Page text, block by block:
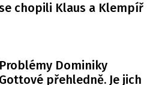
chopili Klaus a Klempíř
Problémy Dominiky
Gottové přehledně. Je jich